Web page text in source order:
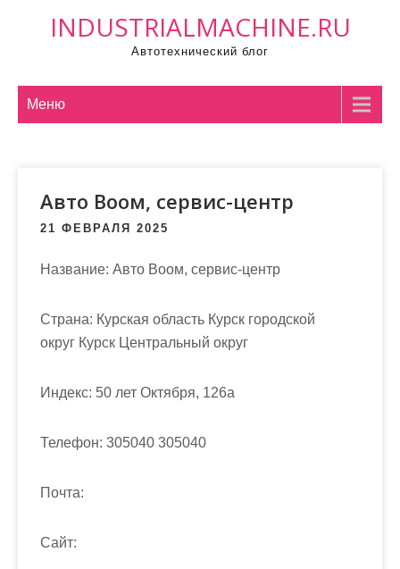
INDUSTRIALMACHINE.RU
Автотехнический блог
Меню
Авто Воом, сервис-центр
21 ФЕВРАЛЯ 2025
Название: Авто Воом, сервис-центр
Страна: Курская область Курск городской
округ Курск Центральный округ
Индекс: 50 лет Октября, 126а
Телефон: 305040 305040
Почта:
Cайт: